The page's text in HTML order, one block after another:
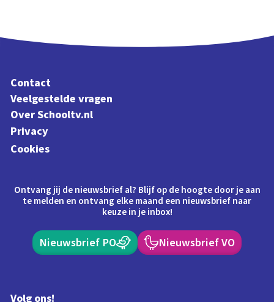
Contact
Veelgestelde vragen
Over Schooltv.nl
Privacy
Cookies
Ontvang jij de nieuwsbrief al? Blijf op de hoogte door je aan
te melden en ontvang elke maand een nieuwsbrief naar
keuze in je inbox!
Nieuwsbrief PO Nieuwsbrief VO
Volg ons!